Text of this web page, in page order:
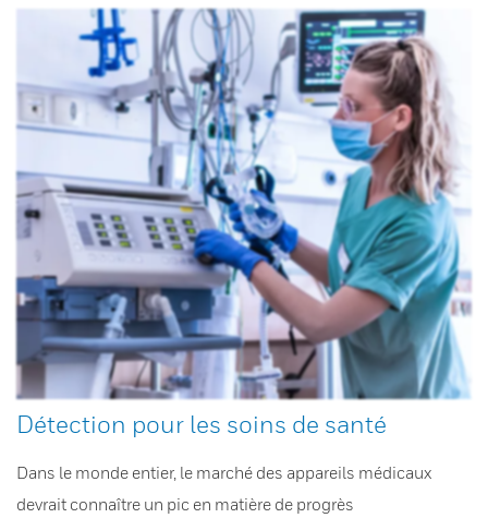
Détection pour les soins de santé
Dans le monde entier, le marché des appareils médicaux
devrait connaître un pic en matière de progrès